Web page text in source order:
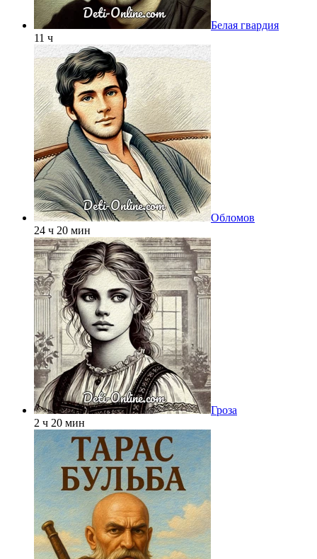
Белая гвардия
11 ч
Обломов
24 ч 20 мин
Гроза
2 ч 20 мин